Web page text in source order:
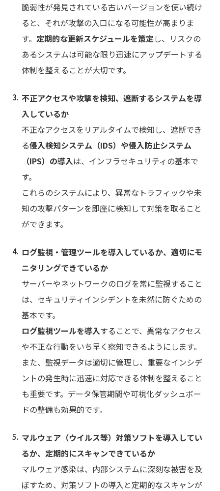
脆弱性が発見されている古いバージョンを使い続け
ると、それが攻撃の入口になる可能性が高まりま
す。 定期的な更新スケジュールを策定し、リスクの
あるシステムは可能な限り迅速にアップデートする
体制を整えることが大切です。
不正アクセスや攻撃を検知、遮断するシステムを導
入しているか
不正なアクセスをリアルタイムで検知し、遮断でき
る侵入検知システム（IDS）や侵入防止システム
（IPS）の導入は、インフラセキュリティの基本で
す。
これらのシステムにより、異常なトラフィックや未
知の攻撃パターンを即座に検知して対策を取ること
ができます。
ログ監視・管理ツールを導入しているか、適切にモ
ニタリングできているか
サーバーやネットワークのログを常に監視すること
は、セキュリティインシデントを未然に防ぐための
基本です。
ログ監視ツールを導入することで、異常なアクセス
や不正な行動をいち早く察知できるようにします。
また、監視データは適切に管理し、重要なインシデ
ントの発生時に迅速に対応できる体制を整えること
も重要です。データ保管期間や可視化ダッシュボー
ドの整備も効果的です。
マルウェア（ウイルス等）対策ソフトを導入してい
るか、定期的にスキャンできているか
マルウェア感染は、内部システムに深刻な被害を及
ぼすため、対策ソフトの導入と定期的なスキャンが